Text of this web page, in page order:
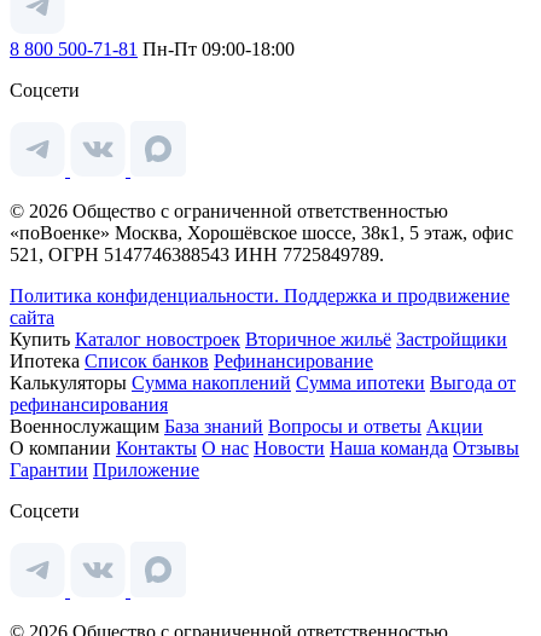
8 800 500-71-81 Пн-Пт 09:00-18:00
Соцсети
© 2026 Общество с ограниченной ответственностью
«поВоенке» Москва, Хорошёвское шоссе, 38к1, 5 этаж, офис
521, ОГРН 5147746388543 ИНН 7725849789.
Политика конфиденциальности. Поддержка и продвижение
сайта
Купить Каталог новостроек Вторичное жильё Застройщики
Ипотека Список банков Рефинансирование
Калькуляторы Сумма накоплений Сумма ипотеки Выгода от
рефинансирования
Военнослужащим База знаний Вопросы и ответы Акции
О компании Контакты О нас Новости Наша команда Отзывы
Гарантии Приложение
Соцсети
© 2026 Общество с ограниченной ответственностью